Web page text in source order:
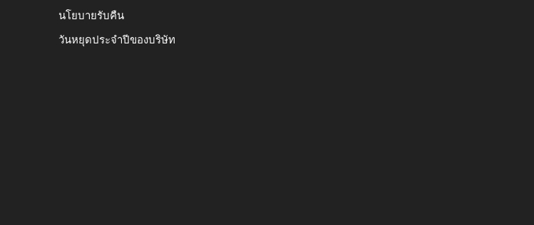
นโยบายรับคืน
วันหยุดประจำปีของบริษัท